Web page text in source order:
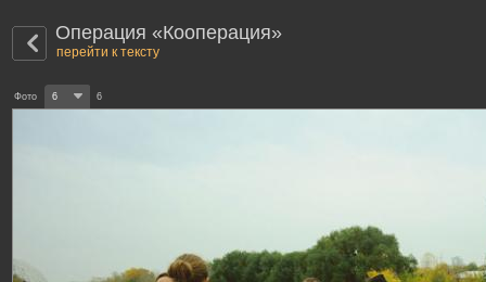
Операция «Кооперация»
перейти к тексту
Фото 6 6